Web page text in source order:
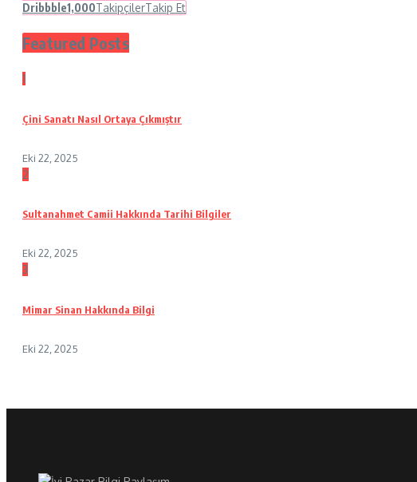
Dribbble1,000TakipçilerTakip Et
Featured Posts
1
Çini Sanatı Nasıl Ortaya Çıkmıştır
Eki 22, 2025
2
Sultanahmet Camii Hakkında Tarihi Bilgiler
Eki 22, 2025
3
Mimar Sinan Hakkında Bilgi
Eki 22, 2025